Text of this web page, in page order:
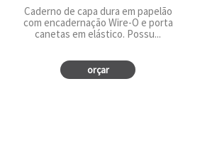
Caderno de capa dura em papelão
com encadernação Wire-O e porta
canetas em elástico. Possu...
orçar